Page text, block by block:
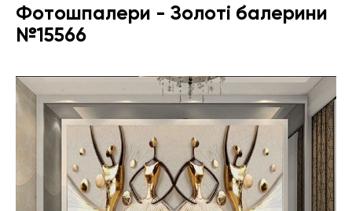
Фотошпалери - Золоті балерини
№15566